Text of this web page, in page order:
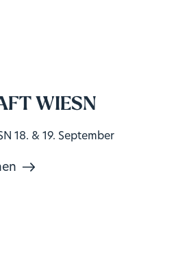
WIESN
18. & 19. September